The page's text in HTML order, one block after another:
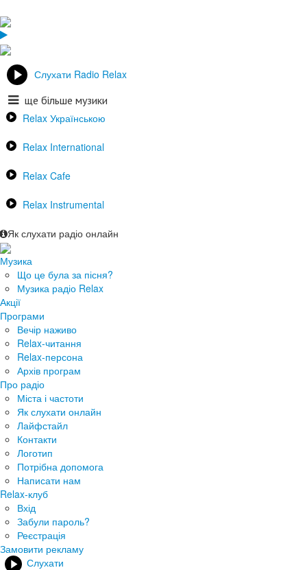
Слухати Radio Relax
ще більше музики
Relax Українською
Relax International
Relax Cafe
Relax Instrumental
Як слухати радіо онлайн
Музика
Що це була за пісня?
Музика радіо Relax
Акції
Програми
Вечір наживо
Relax-читання
Relax-персона
Архів програм
Про радіо
Міста і частоти
Як слухати онлайн
Лайфстайл
Контакти
Логотип
Потрібна допомога
Написати нам
Relax-клуб
Вхід
Забули пароль?
Реєстрація
Замовити рекламу
Слухати